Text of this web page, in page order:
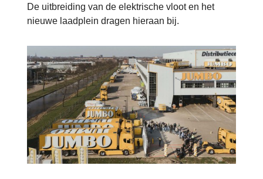
De uitbreiding van de elektrische vloot en het
nieuwe laadplein dragen hieraan bij.